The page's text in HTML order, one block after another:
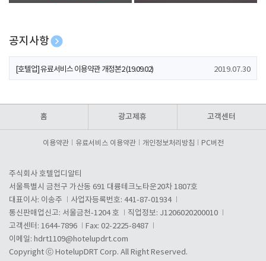
폰 증정
공지사항
[호텔업] 개인정보 처리방침 개정본1 (19.09.02)
[호텔업] 유료서비스 이용약관 개정본2 (19.09.02) 2019.07.30
홈 광고제휴 고객센터
이용약관 유료서비스 이용약관 개인정보처리방침 PC버전
주식회사 호텔업디알티
서울특별시 금천구 가산동 691 대륭테크노타운20차 1807호
대표이사: 이송주
사업자등록번호: 441-87-01934
통신판매업신고: 서울금천-1204 호
직업정보: J1206020200010
고객센터: 1644-7896
Fax: 02-2225-8487
이메일: hdrt1109@hotelupdrt.com
Copyright ⓒ HotelupDRT Corp. All Right Reserved.